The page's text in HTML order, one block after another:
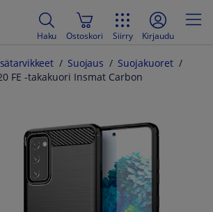
Haku Ostoskori Siirry Kirjaudu
Suojaus
Suojakuoret
FE -takakuori Insmat Carbon